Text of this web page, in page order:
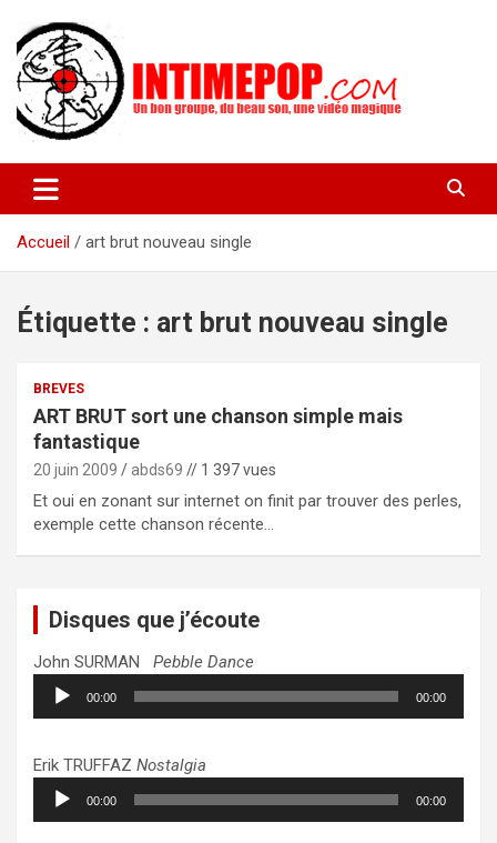
contenu
intimepop.com
actuelles pop rock, post-rock, indé sur Lyon. rock pop concert
lyon
Accueil
art brut nouveau single
Étiquette : art brut nouveau single
BREVES
ART BRUT sort une chanson simple mais
fantastique
20 juin 2009 abds69 // 1 397 vues
Et oui en zonant sur internet on finit par trouver des perles,
exemple cette chanson récente…
Disques que j’écoute
John SURMAN Pebble Dance
Lecteur
audio
00:00 00:00
Erik TRUFFAZ Nostalgia
Lecteur
audio
00:00 00:00